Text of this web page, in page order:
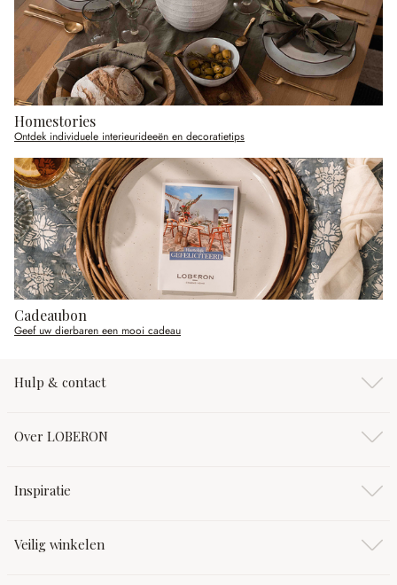
Homestories
Ontdek individuele interieurideeën en decoratietips
Cadeaubon
Geef uw dierbaren een mooi cadeau
Hulp & contact
Over LOBERON
Inspiratie
Veilig winkelen